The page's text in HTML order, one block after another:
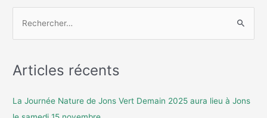
Articles récents
La Journée Nature de Jons Vert Demain 2025 aura lieu à Jons